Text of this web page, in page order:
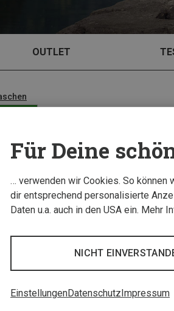
OUTLET
Für Deine
… verwenden wir Cookies. So können
dir entsprechend personalisierte
Daten u.a. auch in den USA ein. Mehr
NICHT
EinstellungenDatenschutzImpressum